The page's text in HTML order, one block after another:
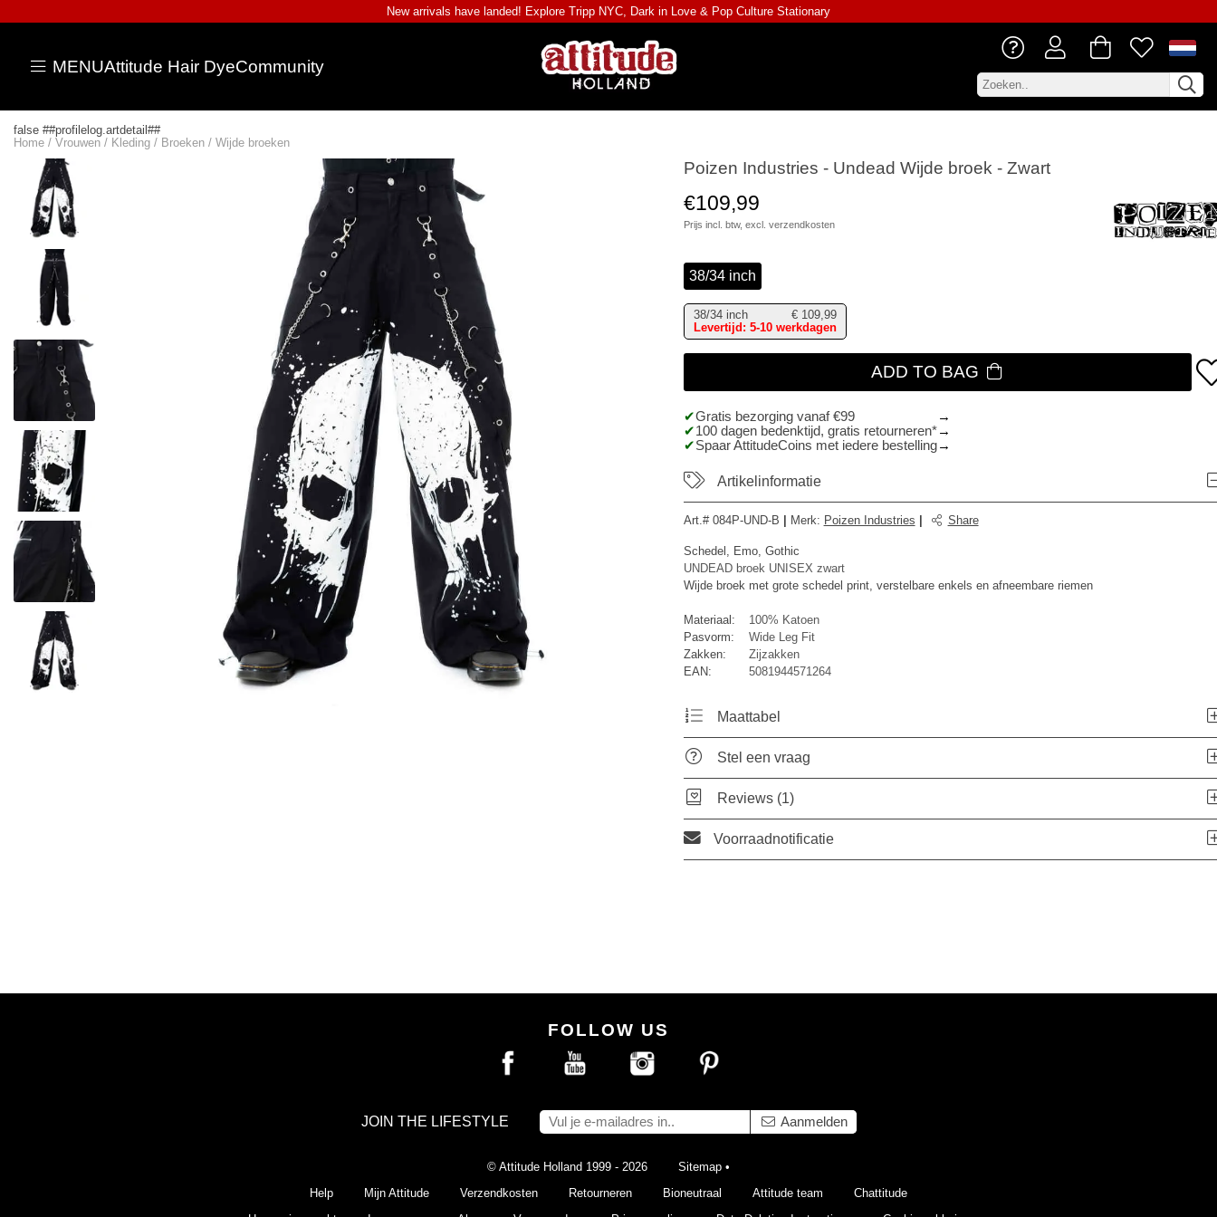
New arrivals have landed! Explore Tripp NYC, Dark in Love & Pop Culture Stationary
MENUAttitude Hair DyeCommunity
false ##profilelog.artdetail##
Home / Vrouwen / Kleding / Broeken / Wijde broeken
Poizen Industries - Undead Wijde broek - Zwart
€109,99
Prijs incl. btw, excl. verzendkosten
38/34 inch
38/34 inch € 109,99
Levertijd: 5-10 werkdagen
ADD TO BAG
Gratis bezorging vanaf €99
100 dagen bedenktijd, gratis retourneren*
Spaar AttitudeCoins met iedere bestelling
Artikelinformatie
Art.# 084P-UND-B Merk: Poizen Industries Share
Schedel, Emo, Gothic
UNDEAD broek UNISEX zwart
Wijde broek met grote schedel print, verstelbare enkels en afneembare riemen
Materiaal:
100% Katoen
Pasvorm:
Wide Leg Fit
Zakken:
Zijzakken
EAN:
5081944571264
Maattabel
Stel een vraag
Reviews (1)
Voorraadnotificatie
FOLLOW US
JOIN THE LIFESTYLE Aanmelden
© Attitude Holland 1999 - 2026 Sitemap •
Help
Mijn Attitude Verzendkosten Retourneren Bioneutraal Attitude team
Chattitude